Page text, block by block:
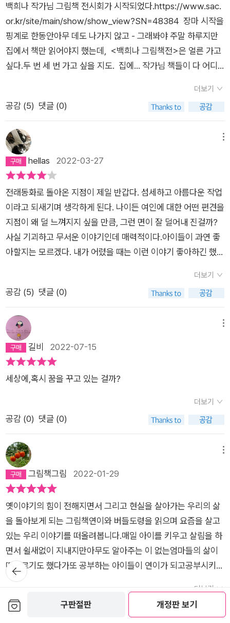
구판절판 개정판 보기
그림책은 나이든 여인과 연이의 관계를 가족 관계로 한정 짓지 않
는다.'가족'의 의미가 많이 달라진 요즘이기에 다양한 가족의 형
태를 있는 그대로 받아들여야 한다는 생각이 든다. 물론 여기 등
장하는 '나이 든 여인'은 연이에게 일도 많이 시키고 한겨울에 상
추를 뜯어오라고 시키는 심술궂은 여인이다.이 추운 겨울에 상추
를 구할 수 없음에도 연이는 묵묵히 상추를 찾아 나선다.이런 모
습을 보면 연이도 참 갑갑한 아이다. 요즘 아이라면, '지금은 상추
대로 따르는 것만이 전부는 아닐텐데 말이다.어쨌든 연이는 상추
를 구하러 눈 속을 걸어다니다추위를 피할 곳을 찾아 들어가는데
그곳에서 연이는 꿈 속 같은 공간과 버들도령을 만난다. 솔직히
처음에 그림책을 펼쳤을 때, 흐릿한 부분이 영 눈에 거슬렸다.흐
릿한 배경 앞에 선 등장인물들의 모습은 또렸하게 보였지만.작가
의 의도가 분명 있을 것이고, 어떻게 하면 효과적으로 표현할 것
인가 고민한 결과겠지만 말이다.책을 다 읽은 다음 다시 그림책을
보니 흐릿한 배경 덕에 입체감이 더 살아나는 것 같다. 봄 아지랑
이가 피어나는 따뜻한 동굴 속 이미지가 포근하게 느껴진다. 버들
피살이, 숨살이 꽃이다. 뭐에 쓰는 꽃인지 알려주지 않지만 그 이
름으로 짐작이 가능하다. 정말로 위급할 때 쓰라고 준다.나이든
여인은 한겨울에 상추를 뜯어 온 연이를 의심하고이번에는 화전
을 부쳐먹고 싶으니 진달래꽃을 따오라고 시킨다.그리고 살살 뒤
를 밟아 연이의 비밀을 알아챈다.연이가 집에 와서 화로에 진달
화전을 부치고 있을 때나이 든 여인은 동굴에 불을 질러버린다.어
로 모든 것이 사라진 동굴에서 연이는 버들도령의 흔적을 발견한
다.이야기를 구전으로 듣거나, 글로 읽을 때와는 달리 죽은 버들
도령의 모습은 훨씬 직관적이다.동굴이 불타는 모습이 진달래 화
모습은 충격적이다. 재가 날리는 동굴에서 황망한 연이의 얼굴.연
이는 이 광경 앞에서 목놓아 울지 않는다.오히려 버들도령에게서
받았던 도움이 더 이상하게 느껴지고이렇게 좋지 않은 일 앞에 놓
여 있는 자신의 모습이 더 현실적으로 느껴졌던 것이다.죽은 도령
이 가여웠던 연이는,뭔가 소중한 걸 놓아주고 싶었지만 가진 게
없었기에 버들도령에게서 받았던 꽃을 놓아준다.정말 위급할 때
쓰라고 주었던 그 꽃은 버들도령을 살린다.그리고 연이와 버들도
령은 하늘로 올라간다. 아마도 그곳에서는 행복하겠지?자, 이런
이야기의 끝에는 권선징악적 결말이 항상 기다리고 있지 않은
가?이 그림책의 마지막에는 '나이 든 그녀'의 마지막을 이렇게 알
려준다.나이가 들어 죽었다고. 응? 뭔가 이상하지?보통 같으면
큰 벌을 받고 그렇게 아이를 괴롭히면 안된다는 이야기로 끝나기
백희나 작가님 그림책 전시회가 시작되었다.https://www.sac.
or.kr/site/main/show/show_view?SN=48384 장마 시작을
핑계로 한동안아무 데도 나가지 않고 - 그래봐야 주말 하루지만
집에서 책만 읽어야지 했는데, <백희나 그림책전>은 얼른 가고
싶다.두 번 세 번 가고 싶을 지도. 집에... 작가님 책들이 다 어디
했던 첫 조우와 달리나이 들어 다시 보니표정이, 눈빛이, 풍경이
마냥 슬프다... 알사탕이 먹고 싶네. 찾지 못한 책들 중 하나, 장수
당과 미세플라스틱 범벅일 텐데, 그래도 맛있을 것 같다. 인간의
뇌는 엉망으로 기능한다. 음식과 추억을 만나면 더욱. “연이는
눈앞에 펼쳐진 광경이 그리 슬프지 않았어. 오히려 버들 도령을
좋은 일이 하나도 없었거든. 그래서 이런 기막힌 일이 닥쳤어도
그래, 그러려니 싶은 거야.” 가까운 사이에서, 더 적나라하게 말
하자면, 부모 자식 간에 가장 흔한 가스라이팅. 모르고도 하고,
잘 되라고도 하고, 명백한 적의를 품고도 한다. 다치기도 하고,
죽기도 하고,죽지도 못하고 살기도 한다. 주말 밤이고, 설레는 전
시회도 있는데, 이 어두워지는 글을 무엇인가... 이만 총총.
더보기
공감 (5) 댓글 (0)
hellas 2022-03-27
전래동화로 돌아온 지점이 제일 반갑다. 섬세하고 아름다운 작업
이라고 되새기며 생각하게 된다. 나이든 여인에 대한 어떤 편견을
지점이 왜 덜 느껴지지 싶을 만큼, 그런 면이 잘 덜어내 진걸까?
사실 기괴하고 무서운 이야기인데 매력적이다.아이들이 과연 좋
아할지는 모르겠다. 내가 어렸을 때는 이런 이야기 좋아하긴 했는
더보기
공감 (5) 댓글 (0)
길비 2022-07-15
세상에,혹시 꿈을 꾸고 있는 걸까?
더보기
공감 (0) 댓글 (0)
그림책그림 2022-01-29
옛이야기의 힘이 전해지면서 그리고 현실을 살아가는 우리의 삶
을 돌아보게 되는 그림책연이와 버들도령을 읽으며 요즘을 살고
있는 우리 이야기를 떠올려봅니다.매일 아이를 키우고 살림을 하
면서 쉴새없이 지내지만아무도 알아주는 이 없는엄마들의 삶이
떠오르기도 했다가또 공부하는 아이들이 연이가 되고공부시키느
라 여기저기 학원보내고 쉴새없이 뺑뺑이돌게하는 엄마가 나이
든 여인일수도 있겠구나 싶어집니다.그렇다면 연이에게 동굴과
버들도령이 있어서 쉴 공간이 되어주었다면우리 엄마들에게, 아
더보기
공감 ( 댓글 (0)
뒤로가
기